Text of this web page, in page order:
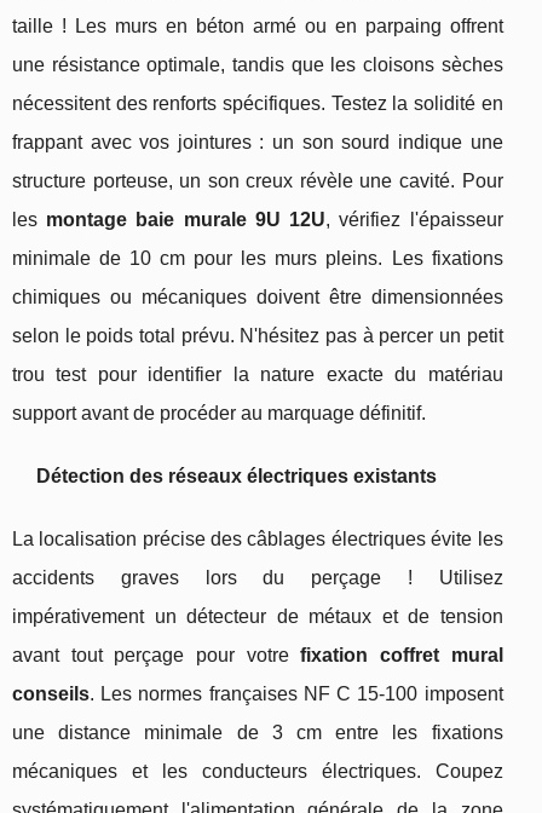
taille ! Les murs en béton armé ou en parpaing offrent
une résistance optimale, tandis que les cloisons sèches
nécessitent des renforts spécifiques. Testez la solidité en
frappant avec vos jointures : un son sourd indique une
structure porteuse, un son creux révèle une cavité. Pour
les montage baie murale 9U 12U, vérifiez l'épaisseur
minimale de 10 cm pour les murs pleins. Les fixations
chimiques ou mécaniques doivent être dimensionnées
selon le poids total prévu. N'hésitez pas à percer un petit
trou test pour identifier la nature exacte du matériau
support avant de procéder au marquage définitif.
Détection des réseaux électriques existants
La localisation précise des câblages électriques évite les
accidents graves lors du perçage ! Utilisez
impérativement un détecteur de métaux et de tension
avant tout perçage pour votrefixation coffret mural
conseils. Les normes françaises NF C 15-100 imposent
une distance minimale de 3 cm entre les fixations
mécaniques et les conducteurs électriques. Coupez